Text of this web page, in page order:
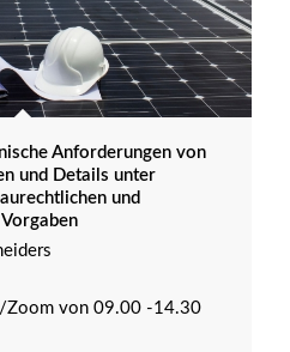
Anforderungen von
und Details unter
und
Zoom von 09.00 -14.30